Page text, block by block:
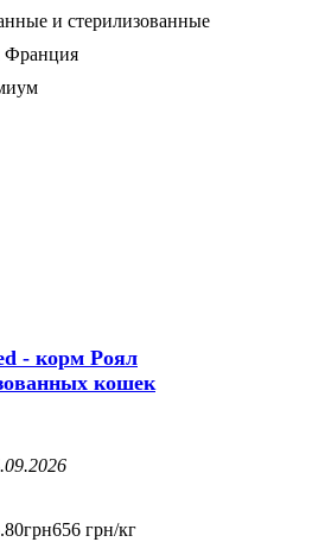
и стерилизованные
Франция
- корм Роял
кошек
.80грн656 грн/кг